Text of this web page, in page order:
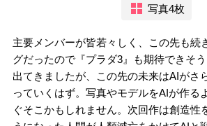
写真4枚
主要メンバーが皆若々しく、この先も続
グだったので『プラダ3』も期待できそ
出てきましたが、この先の未来はAIがさ
っていくはず。写真やモデルをAIが作る
ぐそこかもしれません。次回作は創造性